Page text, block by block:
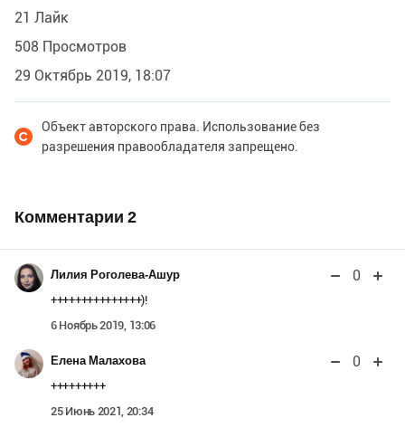
21 Лайк
508 Просмотров
29 Октябрь 2019, 18:07
Объект авторского права. Использование без
разрешения правообладателя запрещено.
Комментарии 2
Лилия Роголева-Ашур 0
+++++++++++++++)!
6 Ноябрь 2019, 13:06
Елена Малахова 0
+++++++++
25 Июнь 2021, 20:34